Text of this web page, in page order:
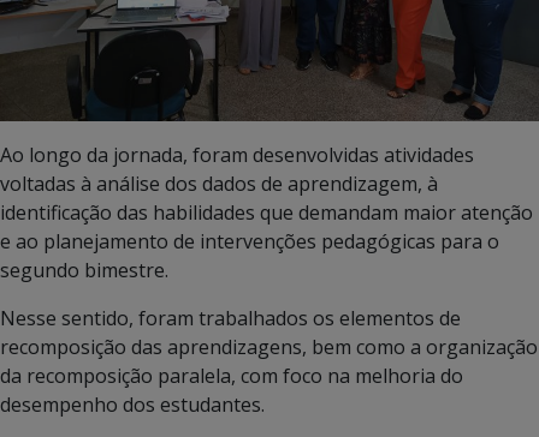
Ao longo da jornada, foram desenvolvidas atividades
voltadas à análise dos dados de aprendizagem, à
identificação das habilidades que demandam maior atenção
e ao planejamento de intervenções pedagógicas para o
segundo bimestre.
Nesse sentido, foram trabalhados os elementos de
recomposição das aprendizagens, bem como a organização
da recomposição paralela, com foco na melhoria do
desempenho dos estudantes.